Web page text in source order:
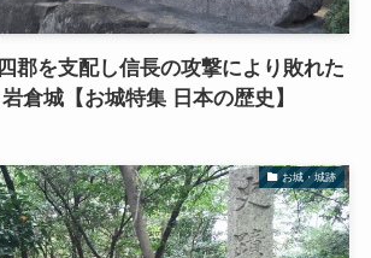
郡を支配し信長の攻撃により敗れた
倉城【お城特集 日本の歴史】
お城・城跡